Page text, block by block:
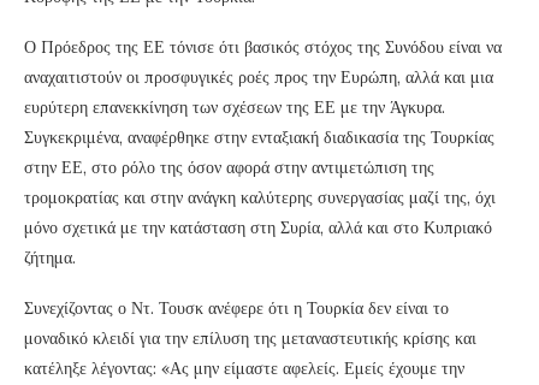
Ο Πρόεδρος της ΕΕ τόνισε ότι βασικός στόχος της Συνόδου είναι να
αναχαιτιστούν οι προσφυγικές ροές προς την Ευρώπη, αλλά και μια
ευρύτερη επανεκκίνηση των σχέσεων της ΕΕ με την Άγκυρα.
Συγκεκριμένα, αναφέρθηκε στην ενταξιακή διαδικασία της Τουρκίας
στην ΕΕ, στο ρόλο της όσον αφορά στην αντιμετώπιση της
τρομοκρατίας και στην ανάγκη καλύτερης συνεργασίας μαζί της, όχι
μόνο σχετικά με την κατάσταση στη Συρία, αλλά και στο Κυπριακό
ζήτημα.
Συνεχίζοντας ο Ντ. Τουσκ ανέφερε ότι η Τουρκία δεν είναι το
μοναδικό κλειδί για την επίλυση της μεταναστευτικής κρίσης και
κατέληξε λέγοντας: «Ας μην είμαστε αφελείς. Εμείς έχουμε την